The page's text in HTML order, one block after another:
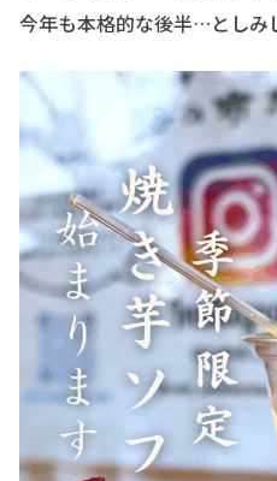
今年も本格的な後半…としみ